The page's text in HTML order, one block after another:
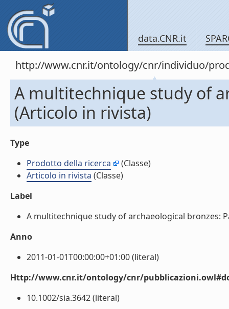
data.CNR.it
http://www.cnr.it/ontology/cnr/individuo/
A multitechnique study of
(Articolo in rivista)
Type
Prodotto della ricerca
(Classe)
Articolo in rivista (Classe)
Label
A multitechnique study of archaeological bronzes:
Anno
2011-01-01T00:00:00+01:00 (literal)
Http://www.cnr.it/ontology/cnr/
10.1002/sia.3642 (literal)